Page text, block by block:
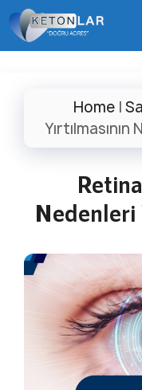
İçeriğe
atla
Home |
Nedenleri